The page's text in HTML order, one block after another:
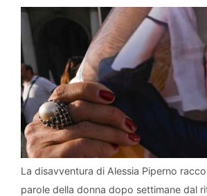
La disavventura di Alessia Piperno
parole della donna dopo settimane dal